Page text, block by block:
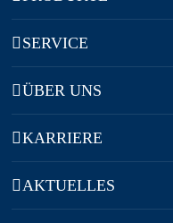
SERVICE
ÜBER UNS
KARRIERE
AKTUELLES